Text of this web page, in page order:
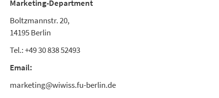
Marketing-Department
Boltzmannstr. 20,
14195 Berlin
Tel.: +49 30 838 52493
Email:
marketing@wiwiss.fu-berlin.de